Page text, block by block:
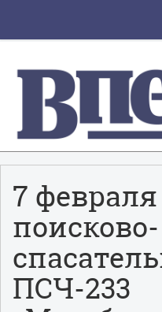
7
поисково-
ПСЧ-233